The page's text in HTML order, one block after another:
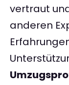
vertraut
anderen